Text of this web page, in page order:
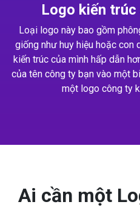
Logo kiến
Loại logo này bao gồm
giống như huy hiệu hoặc con
kiến trúc của mình hấp dẫn
của tên công ty bạn vào một
một logo công ty
Ai cần một